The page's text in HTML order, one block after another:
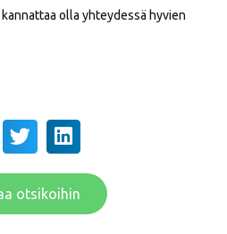
olla yhteydessä hyvien
otsikoihin